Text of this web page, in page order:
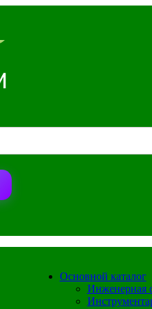
Основной каталог
Инженерная